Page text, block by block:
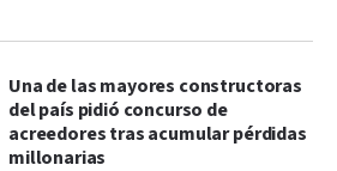
Una de las mayores constructoras
del país pidió concurso de
acreedores tras acumular pérdidas
millonarias